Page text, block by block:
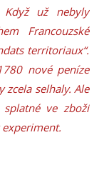
už nebyly
Francouzské
territoriaux“.
nové peníze
zcela selhaly. Ale
ve zboží